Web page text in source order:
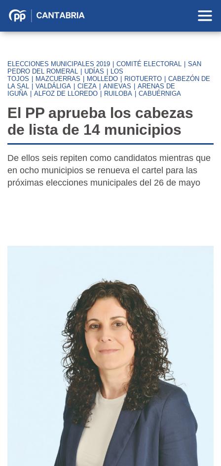
Partido
Cantabria
ELECCIONES MUNICIPALES 2019 COMITÉ ELECTORAL
SAN
PEDRO DEL ROMERAL
UDÍAS
LOS
TOJOS
MAZCUERRAS MOLLEDO RIOTUERTO
CABEZÓN DE
LA SAL
VALDÁLIGA CIEZA ANIEVAS
ARENAS DE
IGUÑA
ALFOZ DE LLOREDO RUILOBA CABUÉRNIGA
El PP aprueba los cabezas
de lista de 14 municipios
De ellos seis repiten como candidatos mientras que
en ocho municipios se renueva el cartel para las
próximas elecciones municipales del 26 de mayo